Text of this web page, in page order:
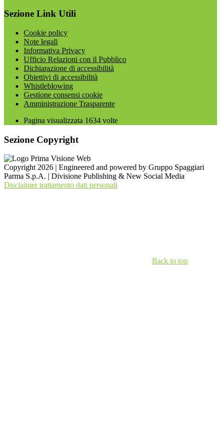
Sezione Link Utili
Cookie policy
Note legali
Informativa Privacy
Ufficio Relazioni con il Pubblico
Dichiarazione di accessibilità
Obiettivi di accessibilità
Whistleblowing
Gestione consensi cookie
Amministrazione Trasparente
Pagina visualizzata 1634 volte
Sezione Copyright
Copyright 2026 | Engineered and powered by Gruppo Spaggiari
Parma S.p.A. | Divisione Publishing & New Social Media
Disclaimer trattamento dati personali
Back to top